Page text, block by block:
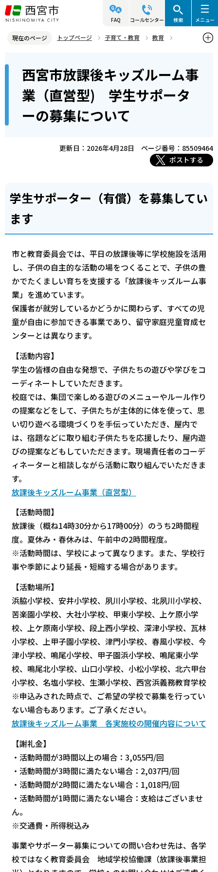
こ
の
ジ
す
FAQ コールセンター 検索 メニュー
現在のページ トップページ 子育て・教育
教育
西宮市放課後キッズルーム事業（直営型) 学生サポーターの募集に
ついて
ら
西宮市放課後キッズルーム事
業（直営型) 学生サポータ
ーの募集について
更新日：2026年4月28日
ページ番号：85509464
ポストする
学生サポーター（有償）を募集してい
ます
市と教育委員会では、平日の放課後等に学校施設を活用
し、子供の自主的な活動の場をつくることで、子供の豊
かでたくましい育ちを支援する「放課後キッズルーム事
業」を進めています。
保護者が就労しているかどうかに関わらず、すべての児
童が自由に参加できる事業であり、留守家庭児童育成セ
ンターとは異なります。
【活動内容】
学生の皆様の自由な発想で、子供たちの遊びや学びをコ
ーディネートしていただきます。
校庭では、集団で楽しめる遊びのメニューやルール作り
の提案などをして、子供たちが主体的に体を使って、思
い切り遊べる環境づくりを手伝っていただき、屋内で
は、宿題などに取り組む子供たちを応援したり、屋内遊
びの提案などもしていただきます。現場責任者のコーデ
ィネーターと相談しながら活動に取り組んでいただきま
す。
放課後キッズルーム事業（直営型）
【活動時間】
放課後（概ね14時30分から17時00分）のうち2時間程
度。夏休み・春休みは、午前中の2時間程度。
※活動時間は、学校によって異なります。また、学校行
事や季節により延長・短縮する場合があります。
【活動場所】
浜脇小学校、安井小学校、夙川小学校、北夙川小学校、
苦楽園小学校、大社小学校、甲東小学校、上ケ原小学
校、上ケ原南小学校、段上西小学校、深津小学校、瓦林
小学校、上甲子園小学校、津門小学校、春風小学校、今
津小学校、鳴尾小学校、甲子園浜小学校、鳴尾東小学
校、鳴尾北小学校、山口小学校、小松小学校、北六甲台
小学校、名塩小学校、生瀬小学校、西宮浜義務教育学校
※申込みされた時点で、ご希望の学校で募集を行ってい
ない場合もあります。ご了承ください。
放課後キッズルーム事業 各実施校の開催内容について
【謝礼金】
・活動時間が3時間以上の場合：3,055円/回
・活動時間が3時間に満たない場合：2,037円/回
・活動時間が2時間に満たない場合：1,018円/回
・活動時間が1時間に満たない場合：支給はございませ
ん。
※交通費・所得税込み
事業やサポーター募集についての問い合わせ先は、各学
校ではなく教育委員会 地域学校協働課（放課後事業担